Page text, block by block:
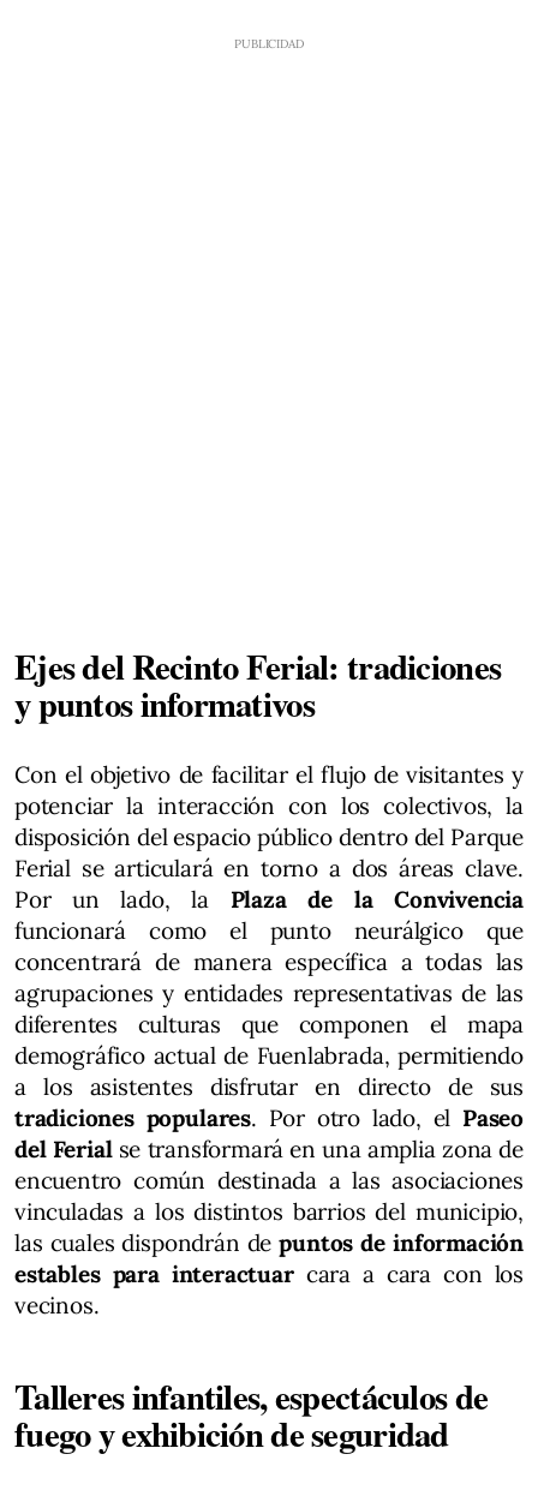
Ejes del Recinto Ferial: tradiciones
y puntos informativos
Con el objetivo de facilitar el flujo de visitantes y
potenciar la interacción con los colectivos, la
disposición del espacio público dentro del Parque
Ferial se articulará en torno a dos áreas clave.
Por un lado, laPlaza de la Convivencia
funcionará como el punto neurálgico que
concentrará de manera específica a todas las
agrupaciones y entidades representativas de las
diferentes culturas que componen el mapa
demográfico actual de Fuenlabrada, permitiendo
a los asistentes disfrutar en directo de sus
tradiciones populares. Por otro lado, el Paseo
del Ferial se transformará en una amplia zona de
encuentro común destinada a las asociaciones
vinculadas a los distintos barrios del municipio,
las cuales dispondrán de puntos de información
estables para interactuarcara a cara con los
vecinos.
Talleres infantiles, espectáculos de
fuego y exhibición de seguridad